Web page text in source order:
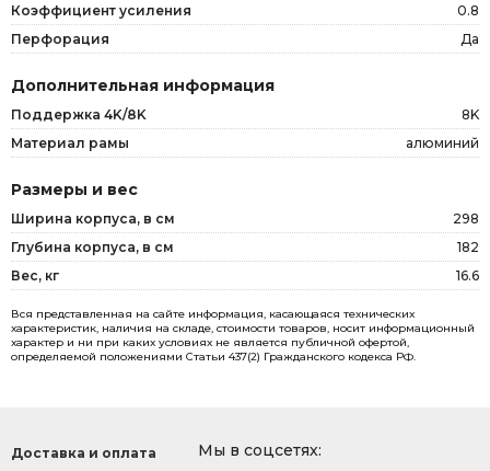
Коэффициент усиления
0.8
Перфорация
Да
Дополнительная информация
Поддержка 4K/8K
8K
Материал рамы
алюминий
Размеры и вес
Ширина корпуса, в см
298
Глубина корпуса, в см
182
Вес, кг
16.6
Вся представленная на сайте информация, касающаяся технических
характеристик, наличия на складе, стоимости товаров, носит информационный
характер и ни при каких условиях не является публичной офертой,
определяемой положениями Статьи 437(2) Гражданского кодекса РФ.
Мы в соцсетях:
Доставка и оплата